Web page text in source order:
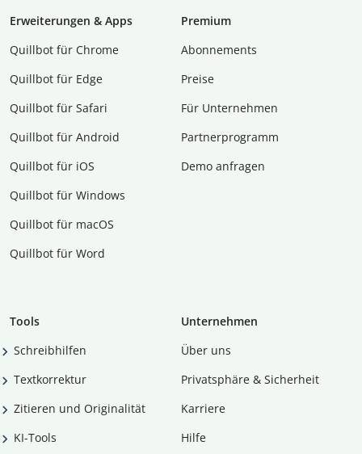
Erweiterungen & Apps
Quillbot für Chrome
Quillbot für Edge
Quillbot für Safari
Quillbot für Android
Quillbot für iOS
Quillbot für Windows
Quillbot für macOS
Quillbot für Word
Premium
Abon­ne­ments
Preise
Für Unternehmen
Partnerprogramm
Demo anfragen
Tools
Schreibhilfen
Textkorrektur
Zitieren und Originalität
KI-Tools
Unternehmen
Über uns
Privatsphäre & Sicherheit
Karriere
Hilfe